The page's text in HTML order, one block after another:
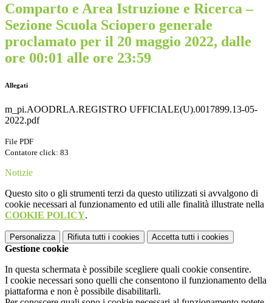
Comparto e Area Istruzione e Ricerca –
Sezione Scuola Sciopero generale
proclamato per il 20 maggio 2022, dalle
ore 00:01 alle ore 23:59
Allegati
m_pi.AOODRLA.REGISTRO UFFICIALE(U).0017899.13-05-
2022.pdf
File PDF
Contatore click: 83
Notizie
Questo sito o gli strumenti terzi da questo utilizzati si avvalgono di
cookie necessari al funzionamento ed utili alle finalità illustrate nella
COOKIE POLICY.
Personalizza Rifiuta tutti i cookies Accetta tutti i cookies
Gestione cookie
In questa schermata è possibile scegliere quali cookie consentire.
I cookie necessari sono quelli che consentono il funzionamento della
piattaforma e non è possibile disabilitarli.